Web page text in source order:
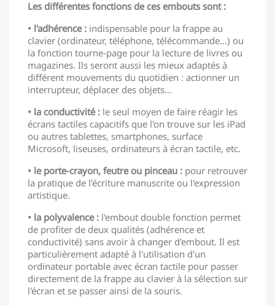
Les différentes fonctions de ces embouts sont :
• l'adhérence : indispensable pour la frappe au
clavier (ordinateur, téléphone, télécommande...) ou
la fonction tourne-page pour la lecture de livres ou
magazines. Ils seront aussi les mieux adaptés à
différent mouvements du quotidien : actionner un
interrupteur, déplacer des objets...
• la conductivité : le seul moyen de faire réagir les
écrans tactiles capacitifs que l'on trouve sur les iPad
ou autres tablettes, smartphones, surface
Microsoft, liseuses, ordinateurs à écran tactile, etc.
• le porte-crayon, feutre ou pinceau : pour retrouver
la pratique de l'écriture manuscrite ou l'expression
artistique.
• la polyvalence : l'embout double fonction permet
de profiter de deux qualités (adhérence et
conductivité) sans avoir à changer d'embout. Il est
particulièrement adapté à l'utilisation d'un
ordinateur portable avec écran tactile pour passer
directement de la frappe au clavier à la sélection sur
l'écran et se passer ainsi de la souris.